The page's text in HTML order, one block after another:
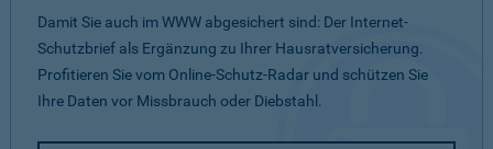
Damit Sie auch im WWW abgesichert sind: Der Internet-
Schutzbrief als Ergänzung zu Ihrer Hausratversicherung.
Profitieren Sie vom Online-Schutz-Radar und schützen Sie
Ihre Daten vor Missbrauch oder Diebstahl.